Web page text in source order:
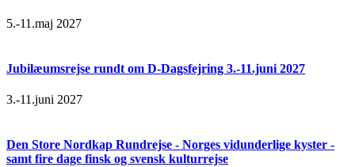
5.-11.maj 2027
Jubilæumsrejse rundt om D-Dagsfejring 3.-11.juni 2027
3.-11.juni 2027
Den Store Nordkap Rundrejse - Norges vidunderlige kyster -
samt fire dage finsk og svensk kulturrejse